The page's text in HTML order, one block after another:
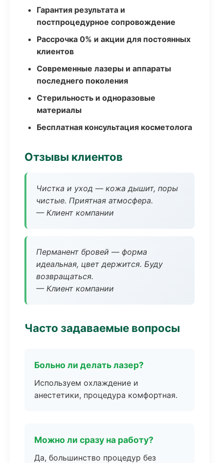
Гарантия результата и
постпроцедурное сопровождение
Рассрочка 0% и акции для постоянных
клиентов
Современные лазеры и аппараты
последнего поколения
Стерильность и одноразовые
материалы
Бесплатная консультация косметолога
Отзывы клиентов
Чистка и уход — кожа дышит, поры
чистые. Приятная атмосфера.
— Клиент компании
Перманент бровей — форма
идеальная, цвет держится. Буду
возвращаться.
— Клиент компании
Часто задаваемые вопросы
Больно ли делать лазер?
Используем охлаждение и
анестетики, процедура комфортная.
Можно ли сразу на работу?
Да, большинство процедур без